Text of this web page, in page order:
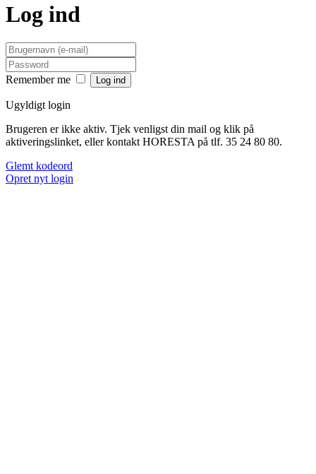
Log ind
Remember me
Ugyldigt login
Brugeren er ikke aktiv. Tjek venligst din mail og klik på
aktiveringslinket, eller kontakt HORESTA på tlf. 35 24 80 80.
Glemt kodeord
Opret nyt login